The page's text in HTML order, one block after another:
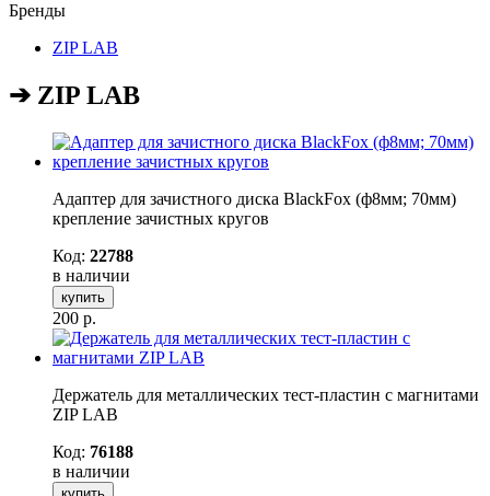
Бренды
ZIP LAB
➔ ZIP LAB
Адаптер для зачистного диска BlackFox (ф8мм; 70мм)
крепление зачистных кругов
Код: 22788
в наличии
купить
200 р.
Держатель для металлических тест-пластин с магнитами
ZIP LAB
Код: 76188
в наличии